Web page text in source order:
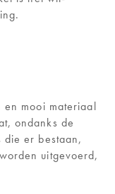
mooi materiaal
ondanks de
er bestaan,
uitgevoerd,